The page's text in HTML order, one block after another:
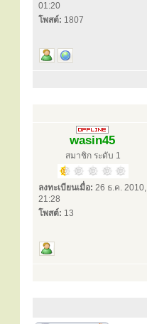
01:20
โพสต์: 1807
wasin45
สมาชิก ระดับ 1
ลงทะเบียนเมื่อ: 26 ธ.ค. 2010,
21:28
โพสต์: 13